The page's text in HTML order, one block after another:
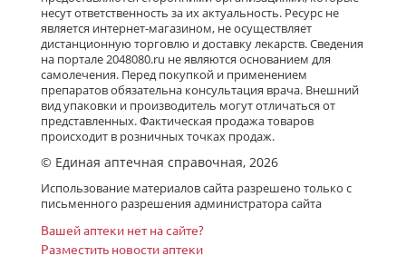
несут ответственность за их актуальность. Ресурс не
является интернет-магазином, не осуществляет
дистанционную торговлю и доставку лекарств. Сведения
на портале 2048080.ru не являются основанием для
самолечения. Перед покупкой и применением
препаратов обязательна консультация врача. Внешний
вид упаковки и производитель могут отличаться от
представленных. Фактическая продажа товаров
происходит в розничных точках продаж.
© Единая аптечная справочная, 2026
Использование материалов сайта разрешено только с
письменного разрешения администратора сайта
Вашей аптеки нет на сайте?
Разместить новости аптеки